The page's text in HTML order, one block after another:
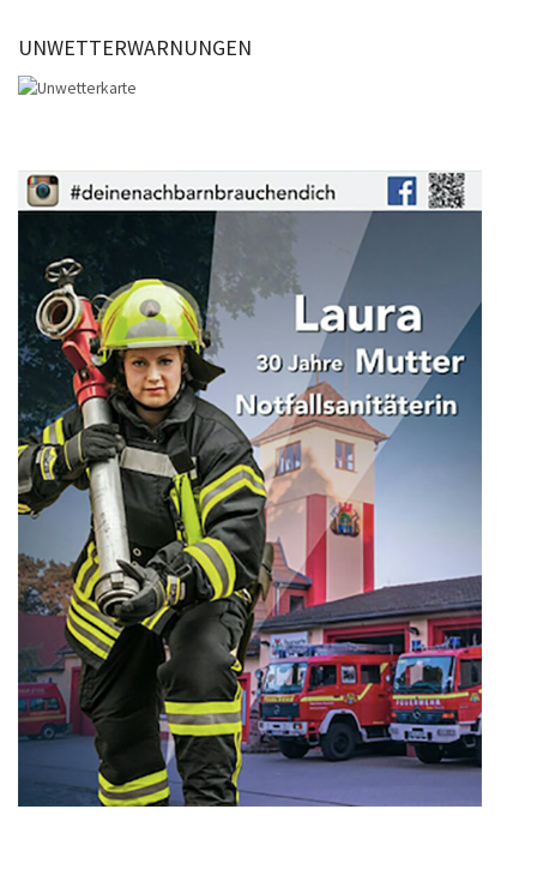
UNWETTERWARNUNGEN